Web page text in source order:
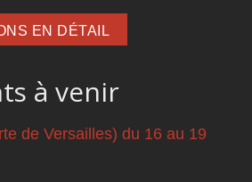
EN DÉTAIL
à venir
de Versailles) du 16 au 19